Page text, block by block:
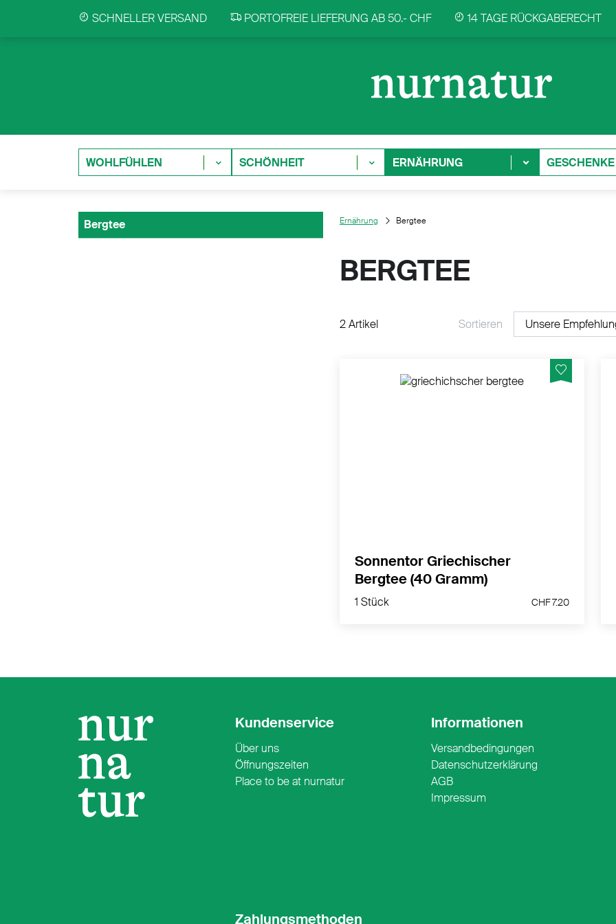
SCHNELLER VERSAND PORTOFREIE LIEFERUNG AB 50.- CHF 14 TAGE RÜCKGABERECHT
WOHLFÜHLEN SCHÖNHEIT ERNÄHRUNG GESCHENKE
Bergtee Ernährung Bergtee
BERGTEE
2 Artikel Sortieren
1 Stück
Sonnentor Griechischer
Bergtee (40 Gramm)
1 Stück CHF 7.20
Kundenservice
Über uns
Öffnungszeiten
Place to be at nurnatur
Informationen
Versandbedingungen
Datenschutzerklärung
AGB
Impressum
Zahlungsmethoden